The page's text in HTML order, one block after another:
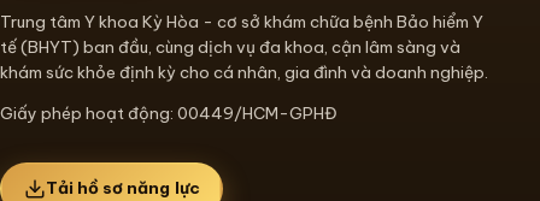
Trung tâm Y khoa Kỳ Hòa - cơ sở khám chữa bệnh Bảo hiểm Y
tế (BHYT) ban đầu, cùng dịch vụ đa khoa, cận lâm sàng và
khám sức khỏe định kỳ cho cá nhân, gia đình và doanh nghiệp.
Giấy phép hoạt động: 00449/HCM-GPHĐ
Tải hồ sơ năng lực